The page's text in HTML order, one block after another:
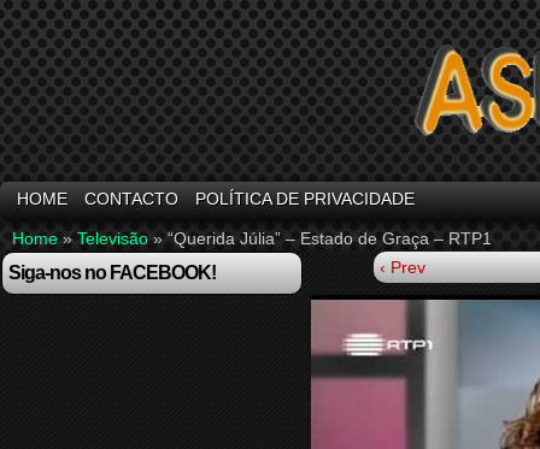
HOME CONTACTO POLÍTICA DE PRIVACIDADE
Home » Televisão » “Querida Júlia” – Estado de Graça – RTP1
Siga-nos no FACEBOOK! ‹ Prev